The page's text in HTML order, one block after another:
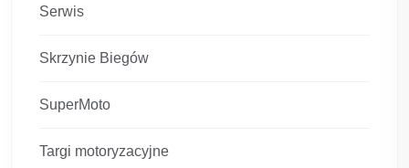
Serwis
Skrzynie Biegów
SuperMoto
Targi motoryzacyjne